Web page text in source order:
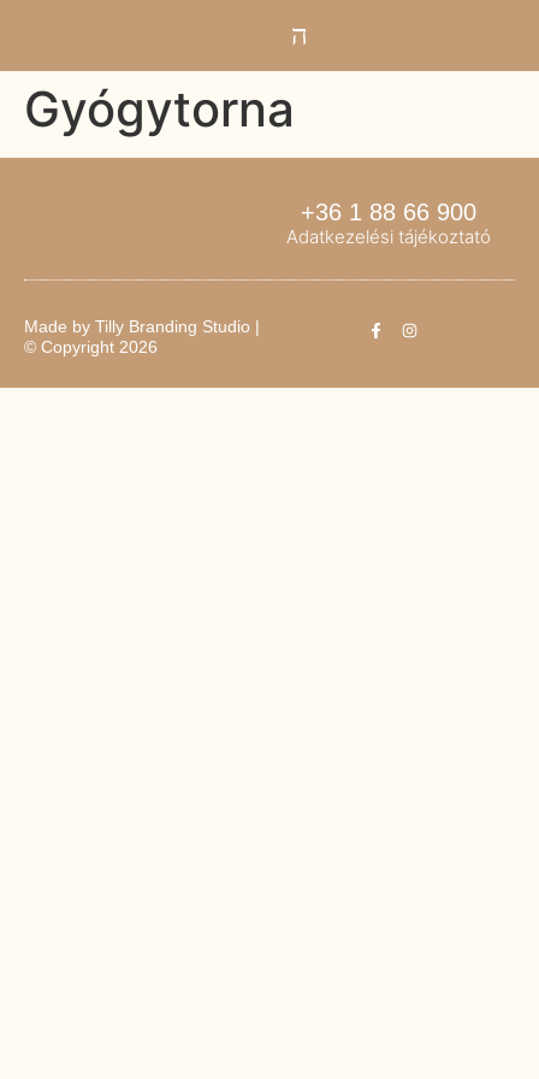
Gyógytorna
+36 1 88 66 900
Adatkezelési tájékoztató
Made by Tilly Branding Studio |
© Copyright 2026